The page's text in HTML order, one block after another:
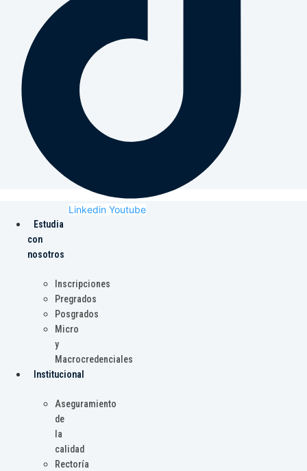
Linkedin Youtube
Estudia
con
nosotros
Inscripciones
Pregrados
Posgrados
Micro
y
Macrocredenciales
Institucional
Aseguramiento
de
la
calidad
Rectoría